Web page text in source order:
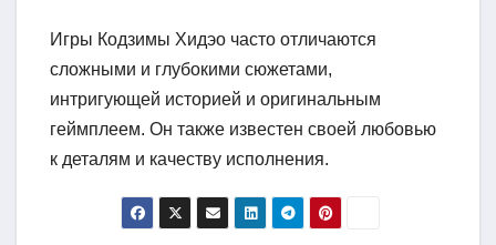
Игры Кодзимы Хидэо часто отличаются
сложными и глубокими сюжетами,
интригующей историей и оригинальным
геймплеем. Он также известен своей любовью
к деталям и качеству исполнения.